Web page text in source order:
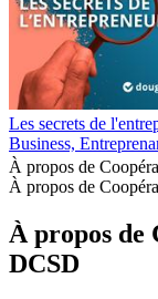
Les secrets de
Business,
À propos de
À propos de
À propos de
DCSD